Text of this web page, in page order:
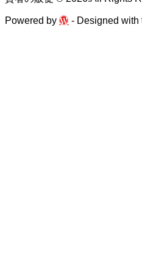
Powered by Powered by
- Designed with